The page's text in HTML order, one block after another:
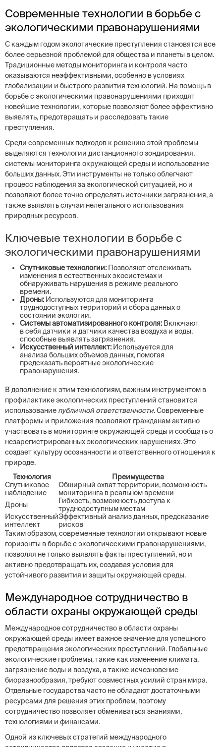
Современные технологии в борьбе с
экологическими правонарушениями
С каждым годом экологические преступления становятся все
более серьезной проблемой для общества и планеты в целом.
Традиционные методы мониторинга и контроля часто
оказываются неэффективными, особенно в условиях
глобализации и быстрого развития технологий. На помощь в
борьбе с экологическими правонарушениями приходят
новейшие технологии, которые позволяют более эффективно
выявлять, предотвращать и расследовать такие
преступления.
Среди современных подходов к решению этой проблемы
выделяются технологии дистанционного зондирования,
системы мониторинга окружающей среды и использование
больших данных. Эти инструменты не только облегчают
процесс наблюдения за экологической ситуацией, но и
позволяют более точно определять источники загрязнения, а
также выявлять случаи нелегального использования
природных ресурсов.
Ключевые технологии в борьбе с
экологическими правонарушениями
Спутниковые технологии: Позволяют отслеживать
изменения в естественных экосистемах и
обнаруживать нарушения в режиме реального
времени.
Дроны: Используются для мониторинга
труднодоступных территорий и сбора данных о
состоянии экологии.
Системы автоматизированного контроля: Включают
в себя датчики и датчики качества воздуха и воды,
способные выявлять загрязнения.
Искусственный интеллект: Используется для
анализа больших объемов данных, помогая
предсказать вероятные экологические
правонарушения.
В дополнение к этим технологиям, важным инструментом в
профилактике экологических преступлений становится
использование публичной ответственности. Современные
платформы и приложения позволяют гражданам активно
участвовать в мониторинге окружающей среды и сообщать о
незарегистрированных экологических нарушениях. Это
создает культуру осознанности и ответственного отношения к
природе.
Технология
Преимущества
Спутниковое
наблюдение
Обширный охват территории, возможность
мониторинга в реальном времени
Дроны
Гибкость, возможность доступа к
труднодоступным местам
Искусственный
интеллект
Эффективный анализ данных, предсказание
рисков
Таким образом, современные технологии открывают новые
горизонты в борьбе с экологическими правонарушениями,
позволяя не только выявлять факты преступлений, но и
активно предотвращать их, создавая условия для
устойчивого развития и защиты окружающей среды.
Международное сотрудничество в
области охраны окружающей среды
Международное сотрудничество в области охраны
окружающей среды имеет важное значение для успешного
предотвращения экологических преступлений. Глобальные
экологические проблемы, такие как изменение климата,
загрязнение воды и воздуха, а также исчезновение
биоразнообразия, требуют совместных усилий стран мира.
Отдельные государства часто не обладают достаточными
ресурсами для решения этих проблем, поэтому
сотрудничество позволяет обмениваться знаниями,
технологиями и финансами.
Одной из ключевых стратегий международного